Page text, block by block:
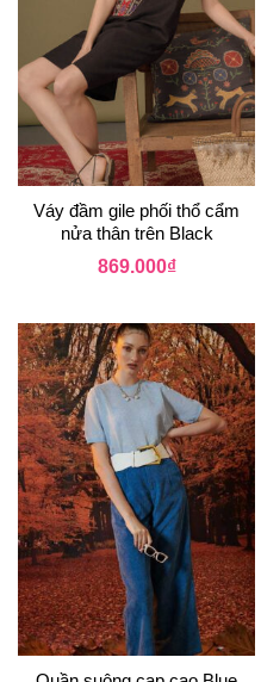
Váy đầm gile phối thổ cẩm
nửa thân trên Black
869.000₫